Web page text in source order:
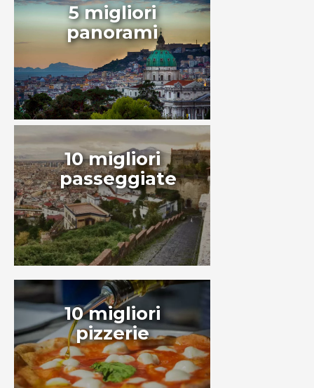
5 migliori
panorami
10 migliori
passeggiate
10 migliori
pizzerie